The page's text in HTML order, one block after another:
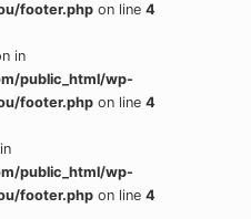
footer.php on line4
in
public_html/wp-
footer.php on line4
public_html/wp-
footer.php on line4